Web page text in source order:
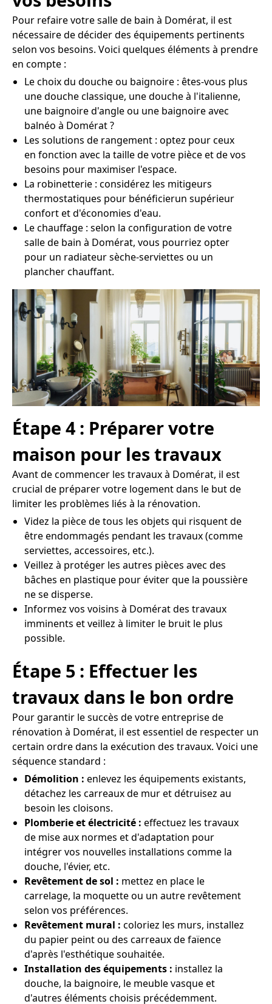
Pour refaire votre salle de bain à Domérat, il est
nécessaire de décider des équipements pertinents
selon vos besoins. Voici quelques éléments à prendre
en compte :
Le choix du douche ou baignoire : êtes-vous plus
une douche classique, une douche à l'italienne,
une baignoire d'angle ou une baignoire avec
balnéo à Domérat ?
Les solutions de rangement : optez pour ceux
en fonction avec la taille de votre pièce et de vos
besoins pour maximiser l'espace.
La robinetterie : considérez les mitigeurs
thermostatiques pour bénéficierun supérieur
confort et d'économies d'eau.
Le chauffage : selon la configuration de votre
salle de bain à Domérat, vous pourriez opter
pour un radiateur sèche-serviettes ou un
plancher chauffant.
Étape 4 : Préparer votre
maison pour les travaux
Avant de commencer les travaux à Domérat, il est
crucial de préparer votre logement dans le but de
limiter les problèmes liés à la rénovation.
Videz la pièce de tous les objets qui risquent de
être endommagés pendant les travaux (comme
serviettes, accessoires, etc.).
Veillez à protéger les autres pièces avec des
bâches en plastique pour éviter que la poussière
ne se disperse.
Informez vos voisins à Domérat des travaux
imminents et veillez à limiter le bruit le plus
possible.
Étape 5 : Effectuer les
travaux dans le bon ordre
Pour garantir le succès de votre entreprise de
rénovation à Domérat, il est essentiel de respecter un
certain ordre dans la exécution des travaux. Voici une
séquence standard :
Démolition : enlevez les équipements existants,
détachez les carreaux de mur et détruisez au
besoin les cloisons.
Plomberie et électricité : effectuez les travaux
de mise aux normes et d'adaptation pour
intégrer vos nouvelles installations comme la
douche, l'évier, etc.
Revêtement de sol : mettez en place le
carrelage, la moquette ou un autre revêtement
selon vos préférences.
Revêtement mural : coloriez les murs, installez
du papier peint ou des carreaux de faïence
d'après l'esthétique souhaitée.
Installation des équipements : installez la
douche, la baignoire, le meuble vasque et
d'autres éléments choisis précédemment.